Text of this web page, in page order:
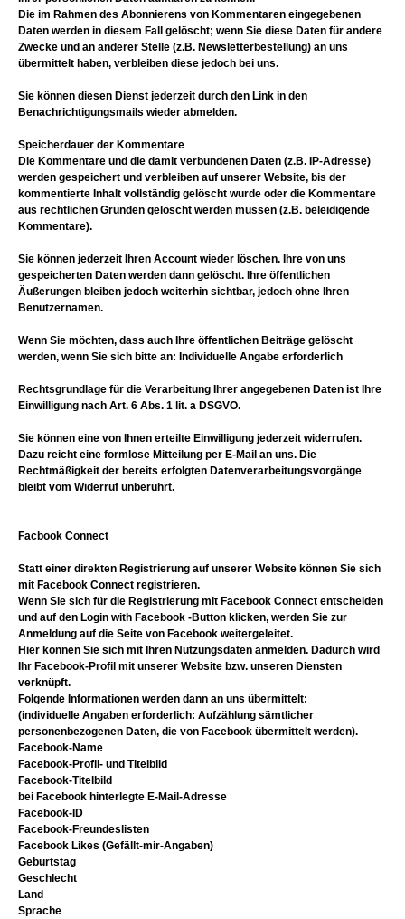
Die im Rahmen des Abonnierens von Kommentaren eingegebenen
Daten werden in diesem Fall gelöscht; wenn Sie diese Daten für andere
Zwecke und an anderer Stelle (z.B. Newsletterbestellung) an uns
übermittelt haben, verbleiben diese jedoch bei uns.
Sie können diesen Dienst jederzeit durch den Link in den
Benachrichtigungsmails wieder abmelden.
Speicherdauer der Kommentare
Die Kommentare und die damit verbundenen Daten (z.B. IP-Adresse)
werden gespeichert und verbleiben auf unserer Website, bis der
kommentierte Inhalt vollständig gelöscht wurde oder die Kommentare
aus rechtlichen Gründen gelöscht werden müssen (z.B. beleidigende
Kommentare).
Sie können jederzeit Ihren Account wieder löschen. Ihre von uns
gespeicherten Daten werden dann gelöscht. Ihre öffentlichen
Äußerungen bleiben jedoch weiterhin sichtbar, jedoch ohne Ihren
Benutzernamen.
Wenn Sie möchten, dass auch Ihre öffentlichen Beiträge gelöscht
werden, wenn Sie sich bitte an: Individuelle Angabe erforderlich
Rechtsgrundlage für die Verarbeitung Ihrer angegebenen Daten ist Ihre
Einwilligung nach Art. 6 Abs. 1 lit. a DSGVO.
Sie können eine von Ihnen erteilte Einwilligung jederzeit widerrufen.
Dazu reicht eine formlose Mitteilung per E-Mail an uns. Die
Rechtmäßigkeit der bereits erfolgten Datenverarbeitungsvorgänge
bleibt vom Widerruf unberührt.
Facbook Connect
Statt einer direkten Registrierung auf unserer Website können Sie sich
mit Facebook Connect registrieren.
Wenn Sie sich für die Registrierung mit Facebook Connect entscheiden
und auf den Login with Facebook -Button klicken, werden Sie zur
Anmeldung auf die Seite von Facebook weitergeleitet.
Hier können Sie sich mit Ihren Nutzungsdaten anmelden. Dadurch wird
Ihr Facebook-Profil mit unserer Website bzw. unseren Diensten
verknüpft.
Folgende Informationen werden dann an uns übermittelt:
(individuelle Angaben erforderlich: Aufzählung sämtlicher
personenbezogenen Daten, die von Facebook übermittelt werden).
Facebook-Name
Facebook-Profil- und Titelbild
Facebook-Titelbild
bei Facebook hinterlegte E-Mail-Adresse
Facebook-ID
Facebook-Freundeslisten
Facebook Likes (Gefällt-mir-Angaben)
Geburtstag
Geschlecht
Land
Sprache